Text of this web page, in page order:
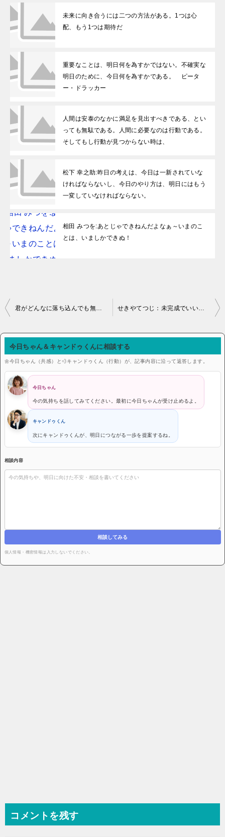
未来に向き合うには二つの方法がある。1つは心
配、もう1つは期待だ
重要なことは、明日何を為すかではない。不確実な
明日のために、今日何を為すかである。 ピータ
ー・ドラッカー
人間は安泰のなかに満足を見出すべきである、とい
っても無駄である。人間に必要なのは行動である。
そしてもし行動が見つからない時は、
松下 幸之助:昨日の考えは、今日は一新されていな
ければならないし、今日のやり方は、明日にはもう
一変していなければならない。
相田 みつを:あとじゃできねんだよなぁ～いまのこ
とは、いましかできぬ！
投稿ナビゲーション 君がどんなに落ち込んでも無駄だよ。そのうち元気になる。 せきやてつじ：未完成でいいじゃないか！ゴツゴツした原石のままでいいから、アチコチぶつかりながら転がってみなよ。
今日ちゃん＆キャンドゥくんに相談する
🌼今日ちゃん（共感）と💨キャンドゥくん（行動）が、記事内容に沿って返答します。
今日ちゃん
今の気持ちを話してみてください。最初に今日ちゃんが受け止めるよ。
キャンドゥくん
次にキャンドゥくんが、明日につながる一歩を提案するね。
相談内容
相談してみる
個人情報・機密情報は入力しないでください。
コメントを残す